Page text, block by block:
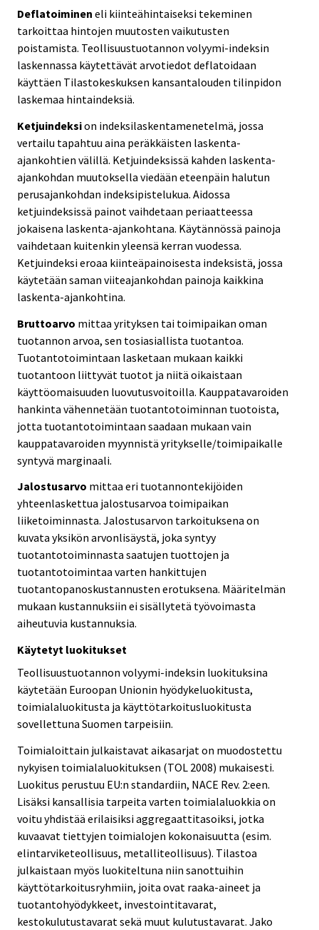
Deflatoiminen eli kiinteähintaiseksi tekeminen
tarkoittaa hintojen muutosten vaikutusten
poistamista. Teollisuustuotannon volyymi-indeksin
laskennassa käytettävät arvotiedot deflatoidaan
käyttäen Tilastokeskuksen kansantalouden tilinpidon
laskemaa hintaindeksiä.
Ketjuindeksion indeksilaskentamenetelmä, jossa
vertailu tapahtuu aina peräkkäisten laskenta-
ajankohtien välillä. Ketjuindeksissä kahden laskenta-
ajankohdan muutoksella viedään eteenpäin halutun
perusajankohdan indeksipistelukua. Aidossa
ketjuindeksissä painot vaihdetaan periaatteessa
jokaisena laskenta-ajankohtana. Käytännössä painoja
vaihdetaan kuitenkin yleensä kerran vuodessa.
Ketjuindeksi eroaa kiinteäpainoisesta indeksistä, jossa
käytetään saman viiteajankohdan painoja kaikkina
laskenta-ajankohtina.
Bruttoarvo mittaa yrityksen tai toimipaikan oman
tuotannon arvoa, sen tosiasiallista tuotantoa.
Tuotantotoimintaan lasketaan mukaan kaikki
tuotantoon liittyvät tuotot ja niitä oikaistaan
käyttöomaisuuden luovutusvoitoilla. Kauppatavaroiden
hankinta vähennetään tuotantotoiminnan tuotoista,
jotta tuotantotoimintaan saadaan mukaan vain
kauppatavaroiden myynnistä yritykselle/toimipaikalle
syntyvä marginaali.
Jalostusarvo mittaa eri tuotannontekijöiden
yhteenlaskettua jalostusarvoa toimipaikan
liiketoiminnasta. Jalostusarvon tarkoituksena on
kuvata yksikön arvonlisäystä, joka syntyy
tuotantotoiminnasta saatujen tuottojen ja
tuotantotoimintaa varten hankittujen
tuotantopanoskustannusten erotuksena. Määritelmän
mukaan kustannuksiin ei sisällytetä työvoimasta
aiheutuvia kustannuksia.
Käytetyt luokitukset
Teollisuustuotannon volyymi-indeksin luokituksina
käytetään Euroopan Unionin hyödykeluokitusta,
toimialaluokitusta ja käyttötarkoitusluokitusta
sovellettuna Suomen tarpeisiin.
Toimialoittain julkaistavat aikasarjat on muodostettu
nykyisen toimialaluokituksen (TOL 2008) mukaisesti.
Luokitus perustuu EU:n standardiin, NACE Rev. 2:een.
Lisäksi kansallisia tarpeita varten toimialaluokkia on
voitu yhdistää erilaisiksi aggregaattitasoiksi, jotka
kuvaavat tiettyjen toimialojen kokonaisuutta (esim.
elintarviketeollisuus, metalliteollisuus). Tilastoa
julkaistaan myös luokiteltuna niin sanottuihin
käyttötarkoitusryhmiin, joita ovat raaka-aineet ja
tuotantohyödykkeet, investointitavarat,
kestokulutustavarat sekä muut kulutustavarat. Jako